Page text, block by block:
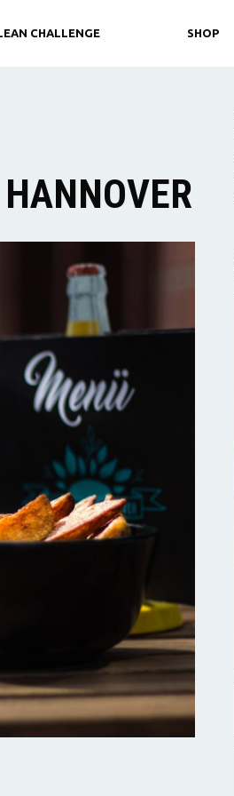
CHALLENGE SHOP